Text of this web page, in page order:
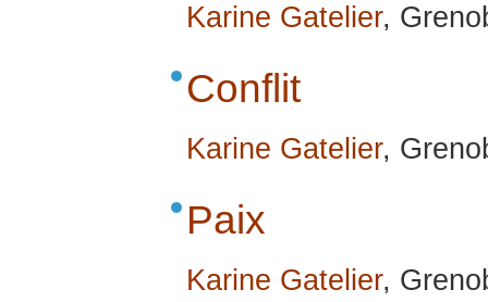
Karine Gatelier,
Conflit
Karine Gatelier,
Paix
Karine Gatelier,